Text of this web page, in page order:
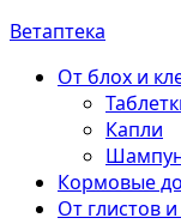
Ветаптека
От блох и
Капли
Кормовые
От глистов